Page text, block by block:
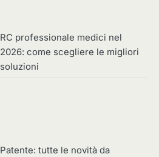
RC professionale medici nel
2026: come scegliere le migliori
soluzioni
Patente: tutte le novità da